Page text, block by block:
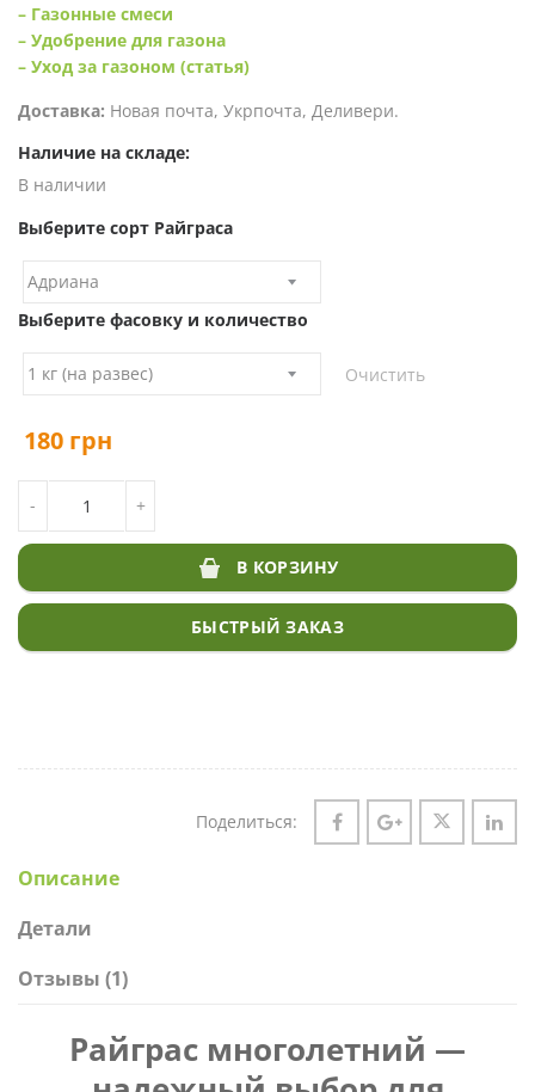
– Газонные смеси
– Удобрение для газона
– Уход за газоном (статья)
Доставка: Новая почта, Укрпочта, Деливери.
Наличие на складе:
В наличии
Выберите сорт Райграса
Выберите фасовку и количество
Очистить
180 грн
-
ГАЗОНА
+
В КОРЗИНУ
БЫСТРЫЙ ЗАКАЗ
Поделиться:
Описание
Детали
Отзывы (1)
Райграс многолетний —